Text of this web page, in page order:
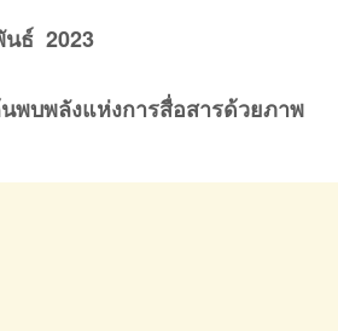
นธ์ 2023
พบพลังแห่งการสื่อสารด้วยภาพ